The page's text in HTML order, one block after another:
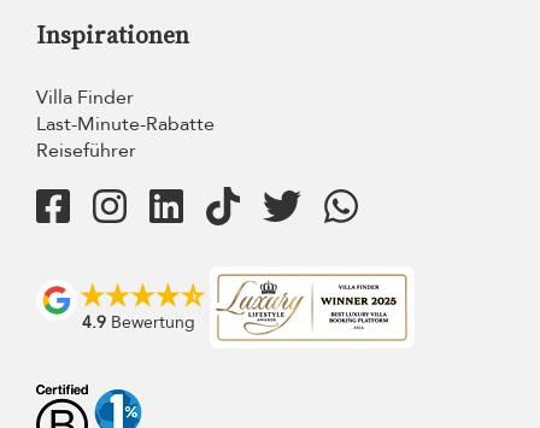
Inspirationen
Villa Finder
Last-Minute-Rabatte
Reiseführer
4.9 Bewertung